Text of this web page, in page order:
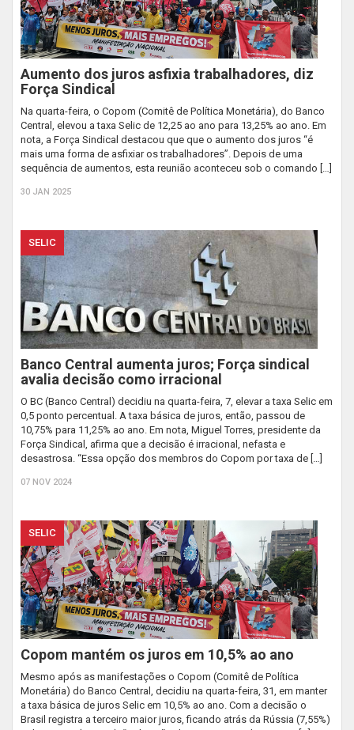
Aumento dos juros asfixia trabalhadores, diz
Força Sindical
Na quarta-feira, o Copom (Comitê de Política Monetária), do Banco
Central, elevou a taxa Selic de 12,25 ao ano para 13,25% ao ano. Em
nota, a Força Sindical destacou que que o aumento dos juros “é
mais uma forma de asfixiar os trabalhadores”. Depois de uma
sequência de aumentos, esta reunião aconteceu sob o comando […]
30 JAN 2025
SELIC
Banco Central aumenta juros; Força sindical
avalia decisão como irracional
O BC (Banco Central) decidiu na quarta-feira, 7, elevar a taxa Selic em
0,5 ponto percentual. A taxa básica de juros, então, passou de
10,75% para 11,25% ao ano. Em nota, Miguel Torres, presidente da
Força Sindical, afirma que a decisão é irracional, nefasta e
desastrosa. “Essa opção dos membros do Copom por taxa de […]
07 NOV 2024
SELIC
Copom mantém os juros em 10,5% ao ano
Mesmo após as manifestações o Copom (Comitê de Política
Monetária) do Banco Central, decidiu na quarta-feira, 31, em manter
a taxa básica de juros Selic em 10,5% ao ano. Com a decisão o
Brasil registra a terceiro maior juros, ficando atrás da Rússia (7,55%)